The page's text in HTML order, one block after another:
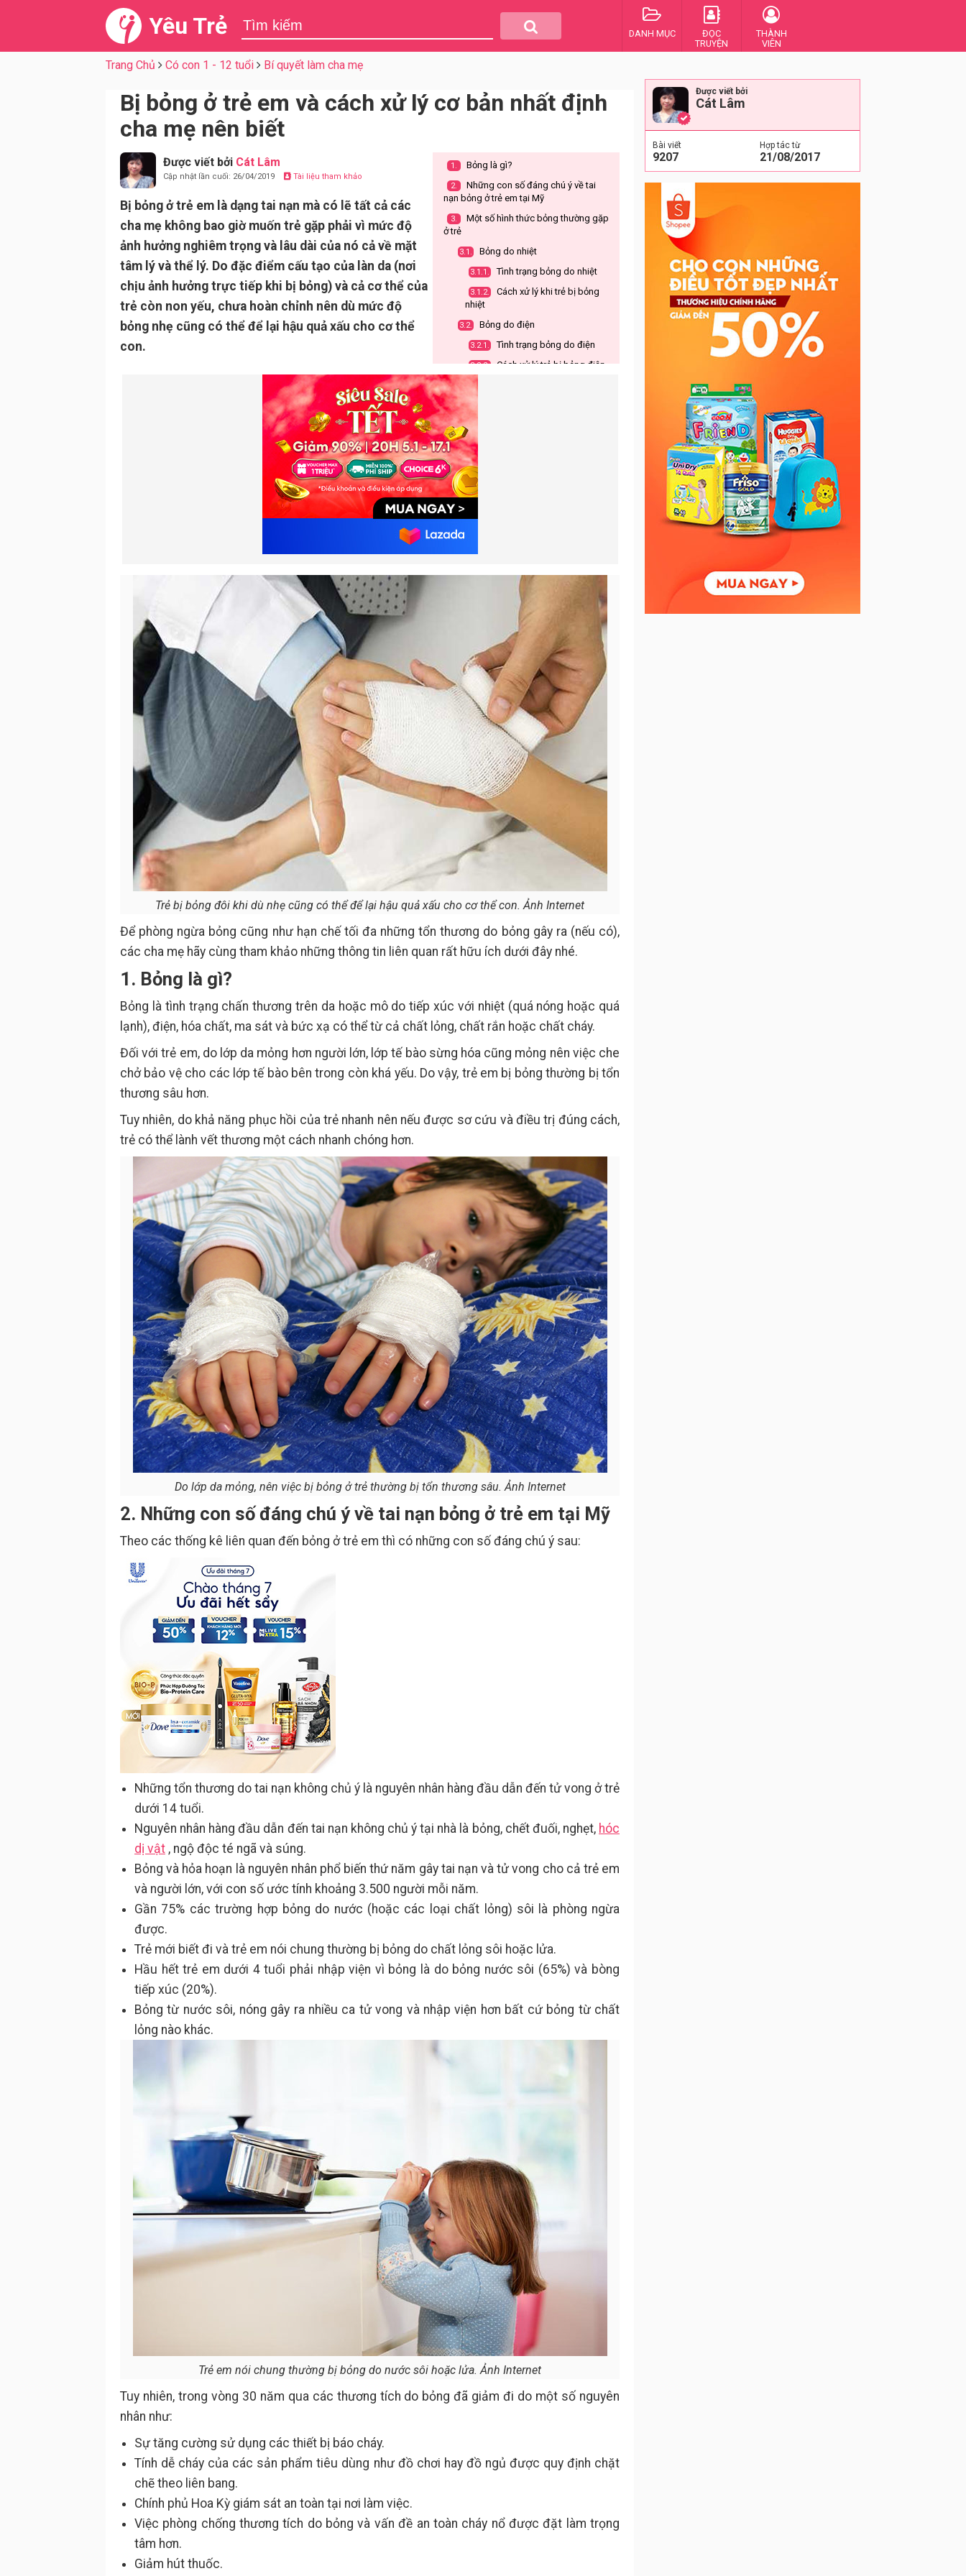
Yêu Trẻ DANH MỤC
ĐỌC
TRUYỆN
THÀNH
VIÊN
Trang Chủ Có con 1 - 12 tuổi Bí quyết làm cha mẹ
Bị bỏng ở trẻ em và cách xử lý cơ bản nhất định
cha mẹ nên biết
Được viết bởi Cát Lâm
Cập nhật lần cuối: 26/04/2019 Tài liệu tham khảo
Bị bỏng ở trẻ em là dạng tai nạn mà có lẽ tất cả các
cha mẹ không bao giờ muốn trẻ gặp phải vì mức độ
ảnh hưởng nghiêm trọng và lâu dài của nó cả về mặt
tâm lý và thể lý. Do đặc điểm cấu tạo của làn da (nơi
chịu ảnh hưởng trực tiếp khi bị bỏng) và cả cơ thể của
trẻ còn non yếu, chưa hoàn chỉnh nên dù mức độ
bỏng nhẹ cũng có thể để lại hậu quả xấu cho cơ thể
con.
1. Bỏng là gì?
2.
Những con số đáng chú ý về tai
nạn bỏng ở trẻ em tại Mỹ
3.
Một số hình thức bỏng thường gặp
ở trẻ
3.1. Bỏng do nhiệt
3.1.1. Tình trạng bỏng do nhiệt
3.1.2.
Cách xử lý khi trẻ bị bỏng
nhiệt
3.2. Bỏng do điện
3.2.1. Tình trạng bỏng do điện
3.2.2. Cách xử lý trẻ bị bỏng điện
Trẻ bị bỏng đôi khi dù nhẹ cũng có thể để lại hậu quả xấu cho cơ thể con. Ảnh Internet
Để phòng ngừa bỏng cũng như hạn chế tối đa những tổn thương do bỏng gây ra (nếu có),
các cha mẹ hãy cùng tham khảo những thông tin liên quan rất hữu ích dưới đây nhé.
1. Bỏng là gì?
Bỏng là tình trạng chấn thương trên da hoặc mô do tiếp xúc với nhiệt (quá nóng hoặc quá
lạnh), điện, hóa chất, ma sát và bức xạ có thể từ cả chất lỏng, chất rắn hoặc chất cháy.
Đối với trẻ em, do lớp da mỏng hơn người lớn, lớp tế bào sừng hóa cũng mỏng nên việc che
chở bảo vệ cho các lớp tế bào bên trong còn khá yếu. Do vậy, trẻ em bị bỏng thường bị tổn
thương sâu hơn.
Tuy nhiên, do khả năng phục hồi của trẻ nhanh nên nếu được sơ cứu và điều trị đúng cách,
trẻ có thể lành vết thương một cách nhanh chóng hơn.
Do lớp da mỏng, nên việc bị bỏng ở trẻ thường bị tổn thương sâu. Ảnh Internet
2. Những con số đáng chú ý về tai nạn bỏng ở trẻ em tại Mỹ
Theo các thống kê liên quan đến bỏng ở trẻ em thì có những con số đáng chú ý sau:
Những tổn thương do tai nạn không chủ ý là nguyên nhân hàng đầu dẫn đến tử vong ở trẻ
dưới 14 tuổi.
Nguyên nhân hàng đầu dẫn đến tai nạn không chủ ý tại nhà là bỏng, chết đuối, nghẹt, hóc
dị vật , ngộ độc té ngã và súng.
Bỏng và hỏa hoạn là nguyên nhân phổ biến thứ năm gây tai nạn và tử vong cho cả trẻ em
và người lớn, với con số ước tính khoảng 3.500 người mỗi năm.
Gần 75% các trường hợp bỏng do nước (hoặc các loại chất lỏng) sôi là phòng ngừa
được.
Trẻ mới biết đi và trẻ em nói chung thường bị bỏng do chất lỏng sôi hoặc lửa.
Hầu hết trẻ em dưới 4 tuổi phải nhập viện vì bỏng là do bỏng nước sôi (65%) và bòng
tiếp xúc (20%).
Bỏng từ nước sôi, nóng gây ra nhiều ca tử vong và nhập viện hơn bất cứ bỏng từ chất
lỏng nào khác.
Trẻ em nói chung thường bị bỏng do nước sôi hoặc lửa. Ảnh Internet
Tuy nhiên, trong vòng 30 năm qua các thương tích do bỏng đã giảm đi do một số nguyên
nhân như:
Sự tăng cường sử dụng các thiết bị báo cháy.
Tính dễ cháy của các sản phẩm tiêu dùng như đồ chơi hay đồ ngủ được quy định chặt
chẽ theo liên bang.
Chính phủ Hoa Kỳ giám sát an toàn tại nơi làm việc.
Việc phòng chống thương tích do bỏng và vấn đề an toàn cháy nổ được đặt làm trọng
tâm hơn.
Giảm hút thuốc.
Được viết bởi
Cát Lâm
Bài viết
9207
Hợp tác từ
21/08/2017